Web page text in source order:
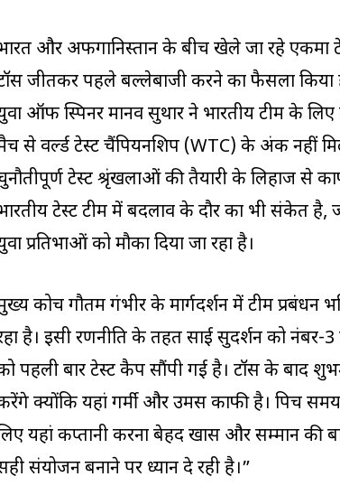
और अफगानिस्तान के बीच खेले जा रहे
जीतकर पहले बल्लेबाजी करने का फैसला
ऑफ स्पिनर मानव सुथार ने भारतीय टीम के लिए
से वर्ल्ड टेस्ट चैंपियनशिप (WTC) के अंक नहीं
टेस्ट श्रृंखलाओं की तैयारी के लिहाज से
टेस्ट टीम में बदलाव के दौर का भी संकेत है,
प्रतिभाओं को मौका दिया जा रहा है।
कोच गौतम गंभीर के मार्गदर्शन में टीम प्रबंधन
है। इसी रणनीति के तहत साई सुदर्शन को नंबर-
पहली बार टेस्ट कैप सौंपी गई है। टॉस के बाद
क्योंकि यहां गर्मी और उमस काफी है। पिच
यहां कप्तानी करना बेहद खास और सम्मान की
संयोजन बनाने पर ध्यान दे रही है।”